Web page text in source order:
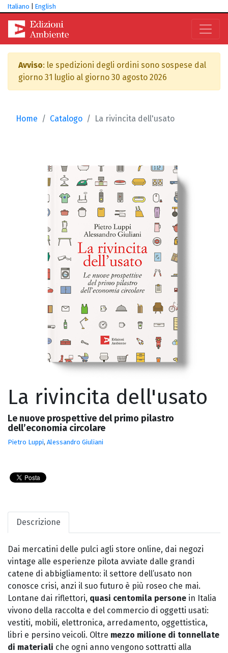
Italiano English
Avviso: le spedizioni degli ordini sono sospese dal
giorno 31 luglio al giorno 30 agosto 2026
Home Catalogo La rivincita dell'usato
La rivincita dell'usato
Le nuove prospettive del primo pilastro
dell’economia circolare
Pietro Luppi, Alessandro Giuliani
Descrizione
Dai mercatini delle pulci agli store online, dai negozi
vintage alle esperienze pilota avviate dalle grandi
catene di abbigliamento: il settore dell’usato non
conosce crisi, anzi il suo futuro è più roseo che mai.
Lontane dai riflettori, quasi centomila persone in Italia
vivono della raccolta e del commercio di oggetti usati:
vestiti, mobili, elettronica, arredamento, oggettistica,
libri e persino veicoli. Oltre mezzo milione di tonnellate
di materiali che ogni anno vengono sottratti alla